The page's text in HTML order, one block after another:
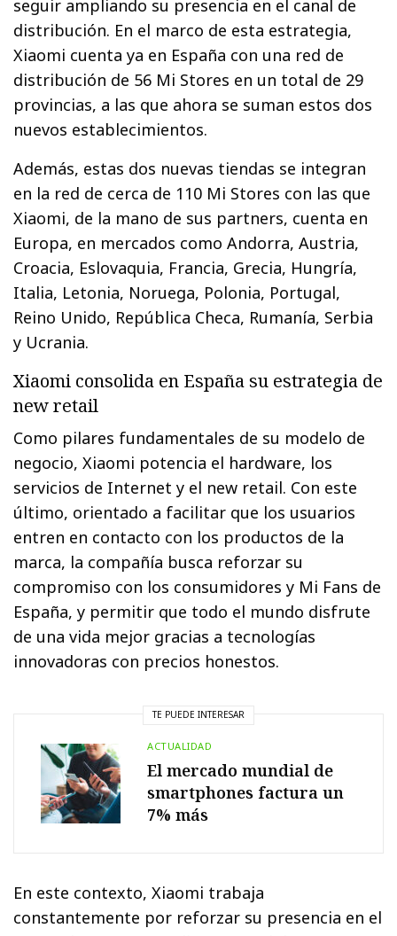
seguir ampliando su presencia en el canal de
distribución. En el marco de esta estrategia,
Xiaomi cuenta ya en España con una red de
distribución de 56 Mi Stores en un total de 29
provincias, a las que ahora se suman estos dos
nuevos establecimientos.
Además, estas dos nuevas tiendas se integran
en la red de cerca de 110 Mi Stores con las que
Xiaomi, de la mano de sus partners, cuenta en
Europa, en mercados como Andorra, Austria,
Croacia, Eslovaquia, Francia, Grecia, Hungría,
Italia, Letonia, Noruega, Polonia, Portugal,
Reino Unido, República Checa, Rumanía, Serbia
y Ucrania.
Xiaomi consolida en España su estrategia de
new retail
Como pilares fundamentales de su modelo de
negocio, Xiaomi potencia el hardware, los
servicios de Internet y el new retail. Con este
último, orientado a facilitar que los usuarios
entren en contacto con los productos de la
marca, la compañía busca reforzar su
compromiso con los consumidores y Mi Fans de
España, y permitir que todo el mundo disfrute
de una vida mejor gracias a tecnologías
innovadoras con precios honestos.
TE PUEDE INTERESAR
ACTUALIDAD
El mercado mundial de
smartphones factura un
7% más
En este contexto, Xiaomi trabaja
constantemente por reforzar su presencia en el